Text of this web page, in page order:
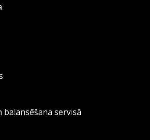
balansēšana servisā